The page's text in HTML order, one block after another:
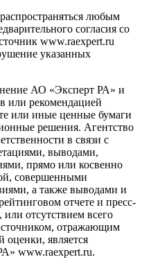
любым
согласия со
www.raexpert.ru
указанных
АО «Эксперт РА» и
или рекомендацией
или иные ценные бумаги
решения. Агентство
в связи с
выводами,
прямо или косвенно
совершенными
а также выводами и
отчете и пресс-
отсутствием всего
отражающим
оценки, является
www.raexpert.ru.